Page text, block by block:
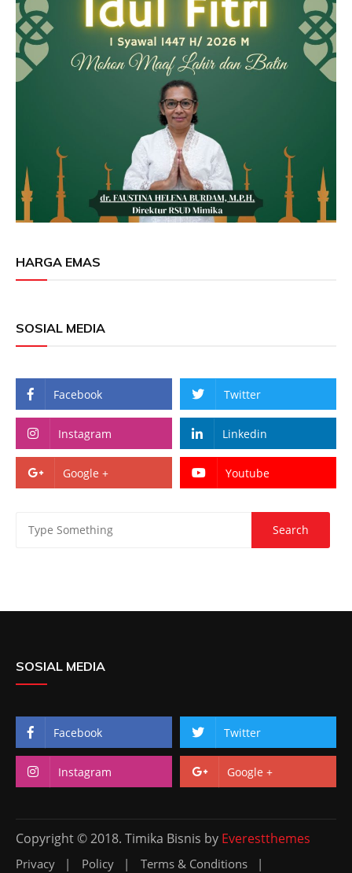
HARGA EMAS
SOSIAL MEDIA
Facebook Twitter
Instagram Linkedin
Google + Youtube
SOSIAL MEDIA
Facebook Twitter
Instagram Google +
Copyright © 2018. Timika Bisnis by Everestthemes
Privacy Policy Terms & Conditions